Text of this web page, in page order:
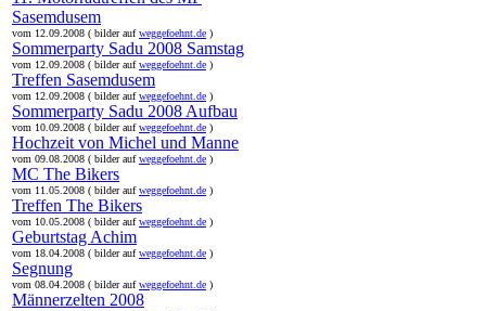
Sasemdusem
vom 12.09.2008 ( bilder aufweggefoehnt.de )
Sommerparty Sadu 2008 Samstag
vom 12.09.2008 ( bilder aufweggefoehnt.de )
Treffen Sasemdusem
vom 12.09.2008 ( bilder aufweggefoehnt.de )
Sommerparty Sadu 2008 Aufbau
vom 10.09.2008 ( bilder aufweggefoehnt.de )
Hochzeit von Michel und Manne
vom 09.08.2008 ( bilder aufweggefoehnt.de )
MC The Bikers
vom 11.05.2008 ( bilder aufweggefoehnt.de )
Treffen The Bikers
vom 10.05.2008 ( bilder aufweggefoehnt.de )
Geburtstag Achim
vom 18.04.2008 ( bilder aufweggefoehnt.de )
Segnung
vom 08.04.2008 ( bilder aufweggefoehnt.de )
Männerzelten 2008